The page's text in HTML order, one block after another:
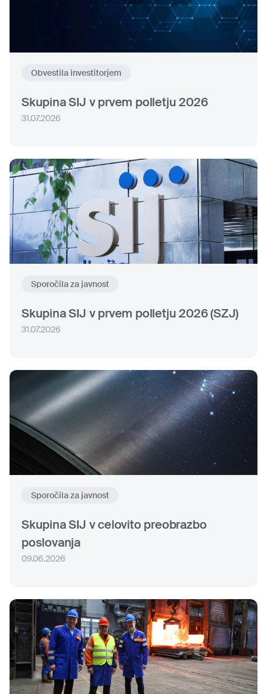
Obvestila investitorjem
Skupina SIJ v prvem polletju 2026
31.07.2026
Sporočila za javnost
Skupina SIJ v prvem polletju 2026 (SZJ)
31.07.2026
Sporočila za javnost
Skupina SIJ v celovito preobrazbo
poslovanja
09.06.2026